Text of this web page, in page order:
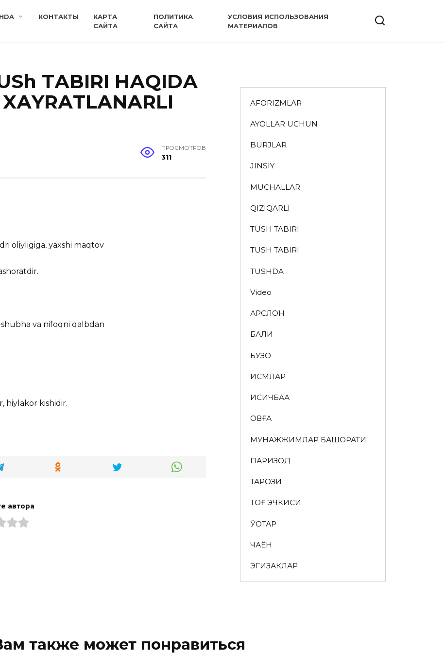
КОНТАКТЫ
КАРТА
САЙТА
ПОЛИТИКА
САЙТА
УСЛОВИЯ ИСПОЛЬЗОВАНИЯ
МАТЕРИАЛОВ
TАBIRI HАQIDА
ПРОСМОТРОВ
311
oliyligiga, yaxshi maqtov
va nifoqni qalbdan
hiylakor kishidir.
автора
AFORIZMLAR
AYOLLAR UCHUN
BURJLAR
JINSIY
MUCHALLAR
QIZIQARLI
TUSH TABIRI
TUSH TABIRI
TUSHDA
Video
АРСЛОН
БАЛИҚ
БУЗОҚ
ИСМЛАР
ҚИСҚИЧБАҚА
ҚОВҒА
МУНАЖЖИМЛАР БАШОРАТИ
ПАРИЗОД
ТАРОЗИ
ТОҒ ЭЧКИСИ
ЎҚОТАР
ЧАЁН
ЭГИЗАКЛАР
также может понравиться